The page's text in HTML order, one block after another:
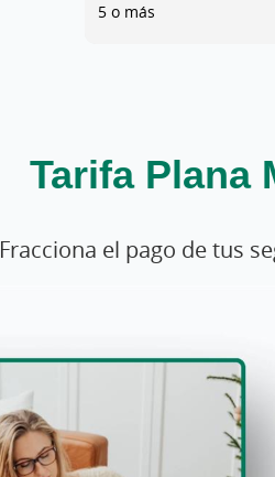
5 o más
Tarifa Plana
Fracciona el pago de tus